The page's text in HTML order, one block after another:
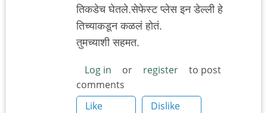
तिकडेच घेतले.सेफेस्ट प्लेस इन डेल्ली हे
तिच्याकडून कळलं होतं.
तुमच्याशी सहमत.
Log in or register
to post
comments
Like
Dislike